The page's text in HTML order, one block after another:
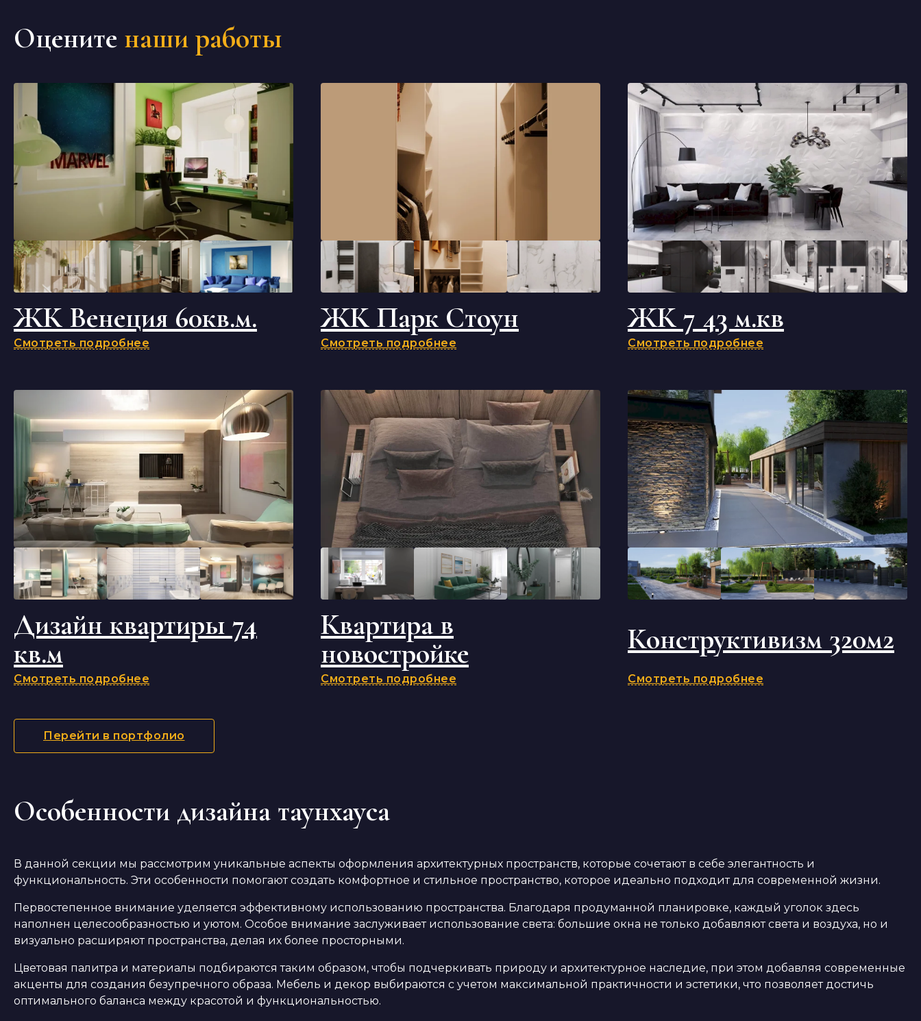
Оцените наши работы
ЖК Венеция 60кв.м.
Смотреть подробнее
ЖК Парк Стоун
Смотреть подробнее
ЖК 7 43 м.кв
Смотреть подробнее
Дизайн квартиры 74
кв.м
Смотреть подробнее
Квартира в
новостройке
Смотреть подробнее
Конструктивизм 320м2
Смотреть подробнее
Перейти в портфолио
Особенности дизайна таунхауса
В данной секции мы рассмотрим уникальные аспекты оформления архитектурных пространств, которые сочетают в себе элегантность и
функциональность. Эти особенности помогают создать комфортное и стильное пространство, которое идеально подходит для современной жизни.
Первостепенное внимание уделяется эффективному использованию пространства. Благодаря продуманной планировке, каждый уголок здесь
наполнен целесообразностью и уютом. Особое внимание заслуживает использование света: большие окна не только добавляют света и воздуха, но и
визуально расширяют пространства, делая их более просторными.
Цветовая палитра и материалы подбираются таким образом, чтобы подчеркивать природу и архитектурное наследие, при этом добавляя современные
акценты для создания безупречного образа. Мебель и декор выбираются с учетом максимальной практичности и эстетики, что позволяет достичь
оптимального баланса между красотой и функциональностью.